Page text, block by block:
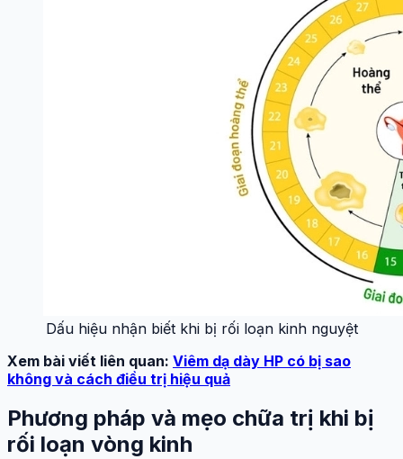
Dấu hiệu nhận biết khi bị rối loạn kinh nguyệt
Xem bài viết liên quan: Viêm dạ dày HP có bị sao
không và cách điều trị hiệu quả
Phương pháp và mẹo chữa trị khi bị
rối loạn vòng kinh